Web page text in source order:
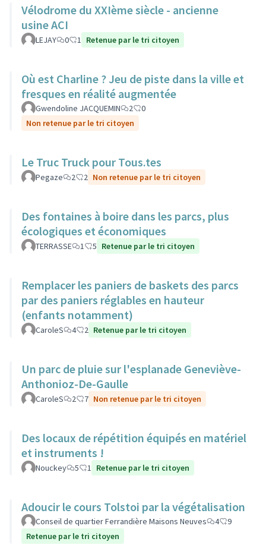
Vélodrome du XXIème siècle - ancienne
usine ACI
LEJAY 0 1 Retenue par le tri citoyen
Où est Charline ? Jeu de piste dans la ville et
fresques en réalité augmentée
Gwendoline JACQUEMIN 2
0
Non retenue par le tri citoyen
Le Truc Truck pour Tous.tes
Pegaze 2 2 Non retenue par le tri citoyen
Des fontaines à boire dans les parcs, plus
écologiques et économiques
TERRASSE 1 5 Retenue par le tri citoyen
Remplacer les paniers de baskets des parcs
par des paniers réglables en hauteur
(enfants notamment)
CaroleS 4 2 Retenue par le tri citoyen
Un parc de pluie sur l'esplanade Geneviève-
Anthonioz-De-Gaulle
CaroleS 2 7 Non retenue par le tri citoyen
Des locaux de répétition équipés en matériel
et instruments !
Nouckey 5 1 Retenue par le tri citoyen
Adoucir le cours Tolstoi par la végétalisation
Conseil de quartier Ferrandière Maisons Neuves 4
9
Retenue par le tri citoyen